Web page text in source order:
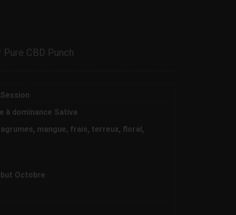
CBD Punch
à dominance Sativa
mangue, frais, terreux, floral,
Octobre